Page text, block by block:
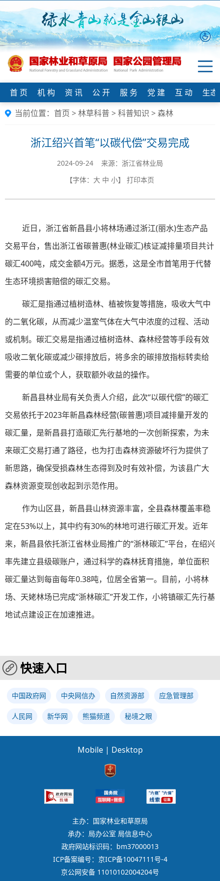
首 页 机 构 资 讯 公 开 服 务 党 建 互 动
生
当前位置： 首页 >林草科普>科普知识 >森林
浙江绍兴首笔“以碳代偿”交易完成
2024-09-24 来源：浙江省林业局
【字体： 大 中 小】 打印本页
近日，浙江省新昌县小将林场通过浙江(丽水)生态产品
交易平台，售出浙江省碳普惠(林业碳汇)核证减排量项目共计
碳汇400吨，成交金额4万元。据悉，这是全市首笔用于代替
生态环境损害赔偿的碳汇交易。
碳汇是指通过植树造林、植被恢复等措施，吸收大气中
的二氧化碳，从而减少温室气体在大气中浓度的过程、活动
或机制。碳汇交易是指通过植树造林、森林经营等手段有效
吸收二氧化碳或减少碳排放后，将多余的碳排放指标转卖给
需要的单位或个人，获取额外收益的操作。
新昌县林业局有关负责人介绍，此次“以碳代偿”的碳汇
交易依托于2023年新昌森林经营(碳普惠)项目减排量开发的
碳汇量，是新昌县打造碳汇先行基地的一次创新探索，为未
来碳汇交易打通了路径，也为打击森林资源破坏行为提供了
新思路，确保受损森林生态得到及时有效补偿，为该县广大
森林资源变现创收起到示范作用。
作为山区县，新昌县山林资源丰富，全县森林覆盖率稳
定在53%以上，其中约有30%的林地可进行碳汇开发。近年
来，新昌县依托浙江省林业局推广的“浙林碳汇”平台，在绍兴
率先建立县级碳账户，通过科学的森林抚育措施，单位面积
碳汇量达到每亩每年0.38吨，位居全省第一。目前，小将林
场、天姥林场已完成“浙林碳汇”开发工作，小将镇碳汇先行基
地试点建设正在加速推进。
快速入口
中国政府网 中央网信办 自然资源部 应急管理部
人民网 新华网 熊猫频道 秘境之眼
Mobile | Desktop
主办：国家林业和草原局
承办：局办公室 局信息中心
政府网站标识码：bm37000013
ICP备案编号：京ICP备10047111号-4
京公网安备 11010102004204号